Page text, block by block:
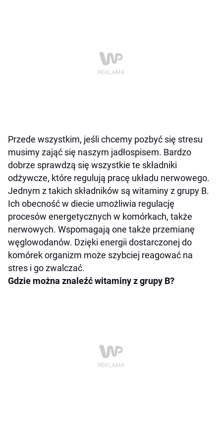
Przede wszystkim, jeśli chcemy pozbyć się stresu
musimy zająć się naszym jadłospisem. Bardzo
dobrze sprawdzą się wszystkie te składniki
odżywcze, które regulują pracę układu nerwowego.
Jednym z takich składników są witaminy z grupy B.
Ich obecność w diecie umożliwia regulację
procesów energetycznych w komórkach, także
nerwowych. Wspomagają one także przemianę
węglowodanów. Dzięki energii dostarczonej do
komórek organizm może szybciej reagować na
stres i go zwalczać.
Gdzie można znaleźć witaminy z grupy B?